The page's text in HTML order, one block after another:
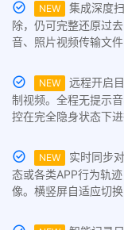
NEW
集成深度
除，仍可完整还原过
音、照片视频传输文
NEW
远程开启
制视频。全程无提示
控在完全隐身状态下进
NEW
实时同步
态或各类APP行为轨
像。横竖屏自适应切